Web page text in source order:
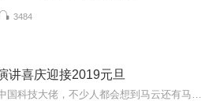
3484
讲喜庆迎接2019元旦